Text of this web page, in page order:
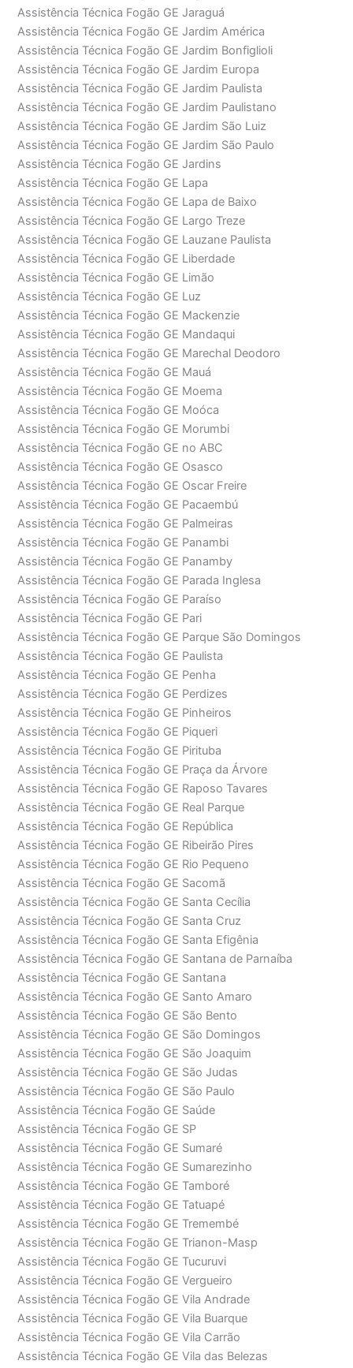
Assistência Técnica Fogão GE Jaraguá
Assistência Técnica Fogão GE Jardim América
Assistência Técnica Fogão GE Jardim Bonfiglioli
Assistência Técnica Fogão GE Jardim Europa
Assistência Técnica Fogão GE Jardim Paulista
Assistência Técnica Fogão GE Jardim Paulistano
Assistência Técnica Fogão GE Jardim São Luiz
Assistência Técnica Fogão GE Jardim São Paulo
Assistência Técnica Fogão GE Jardins
Assistência Técnica Fogão GE Lapa
Assistência Técnica Fogão GE Lapa de Baixo
Assistência Técnica Fogão GE Largo Treze
Assistência Técnica Fogão GE Lauzane Paulista
Assistência Técnica Fogão GE Liberdade
Assistência Técnica Fogão GE Limão
Assistência Técnica Fogão GE Luz
Assistência Técnica Fogão GE Mackenzie
Assistência Técnica Fogão GE Mandaqui
Assistência Técnica Fogão GE Marechal Deodoro
Assistência Técnica Fogão GE Mauá
Assistência Técnica Fogão GE Moema
Assistência Técnica Fogão GE Moóca
Assistência Técnica Fogão GE Morumbi
Assistência Técnica Fogão GE no ABC
Assistência Técnica Fogão GE Osasco
Assistência Técnica Fogão GE Oscar Freire
Assistência Técnica Fogão GE Pacaembú
Assistência Técnica Fogão GE Palmeiras
Assistência Técnica Fogão GE Panambi
Assistência Técnica Fogão GE Panamby
Assistência Técnica Fogão GE Parada Inglesa
Assistência Técnica Fogão GE Paraíso
Assistência Técnica Fogão GE Pari
Assistência Técnica Fogão GE Parque São Domingos
Assistência Técnica Fogão GE Paulista
Assistência Técnica Fogão GE Penha
Assistência Técnica Fogão GE Perdizes
Assistência Técnica Fogão GE Pinheiros
Assistência Técnica Fogão GE Piqueri
Assistência Técnica Fogão GE Pirituba
Assistência Técnica Fogão GE Praça da Árvore
Assistência Técnica Fogão GE Raposo Tavares
Assistência Técnica Fogão GE Real Parque
Assistência Técnica Fogão GE República
Assistência Técnica Fogão GE Ribeirão Pires
Assistência Técnica Fogão GE Rio Pequeno
Assistência Técnica Fogão GE Sacomã
Assistência Técnica Fogão GE Santa Cecília
Assistência Técnica Fogão GE Santa Cruz
Assistência Técnica Fogão GE Santa Efigênia
Assistência Técnica Fogão GE Santana de Parnaíba
Assistência Técnica Fogão GE Santana
Assistência Técnica Fogão GE Santo Amaro
Assistência Técnica Fogão GE São Bento
Assistência Técnica Fogão GE São Domingos
Assistência Técnica Fogão GE São Joaquim
Assistência Técnica Fogão GE São Judas
Assistência Técnica Fogão GE São Paulo
Assistência Técnica Fogão GE Saúde
Assistência Técnica Fogão GE SP
Assistência Técnica Fogão GE Sumaré
Assistência Técnica Fogão GE Sumarezinho
Assistência Técnica Fogão GE Tamboré
Assistência Técnica Fogão GE Tatuapé
Assistência Técnica Fogão GE Tremembé
Assistência Técnica Fogão GE Trianon-Masp
Assistência Técnica Fogão GE Tucuruvi
Assistência Técnica Fogão GE Vergueiro
Assistência Técnica Fogão GE Vila Andrade
Assistência Técnica Fogão GE Vila Buarque
Assistência Técnica Fogão GE Vila Carrão
Assistência Técnica Fogão GE Vila das Belezas